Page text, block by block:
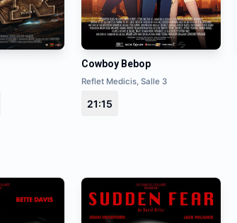
Cowboy Bebop
Reflet Medicis, Salle 3
21:15